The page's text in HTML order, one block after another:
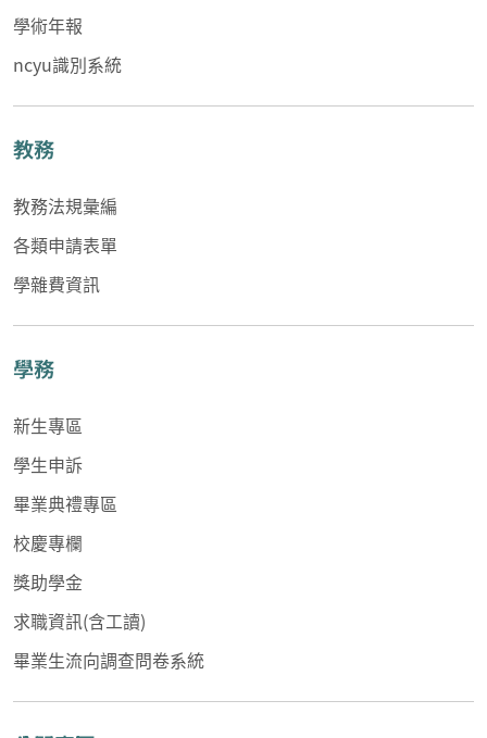
學術年報
ncyu識別系統
教務
教務法規彙編
各類申請表單
學雜費資訊
學務
新生專區
學生申訴
畢業典禮專區
校慶專欄
獎助學金
求職資訊(含工讀)
畢業生流向調查問卷系統